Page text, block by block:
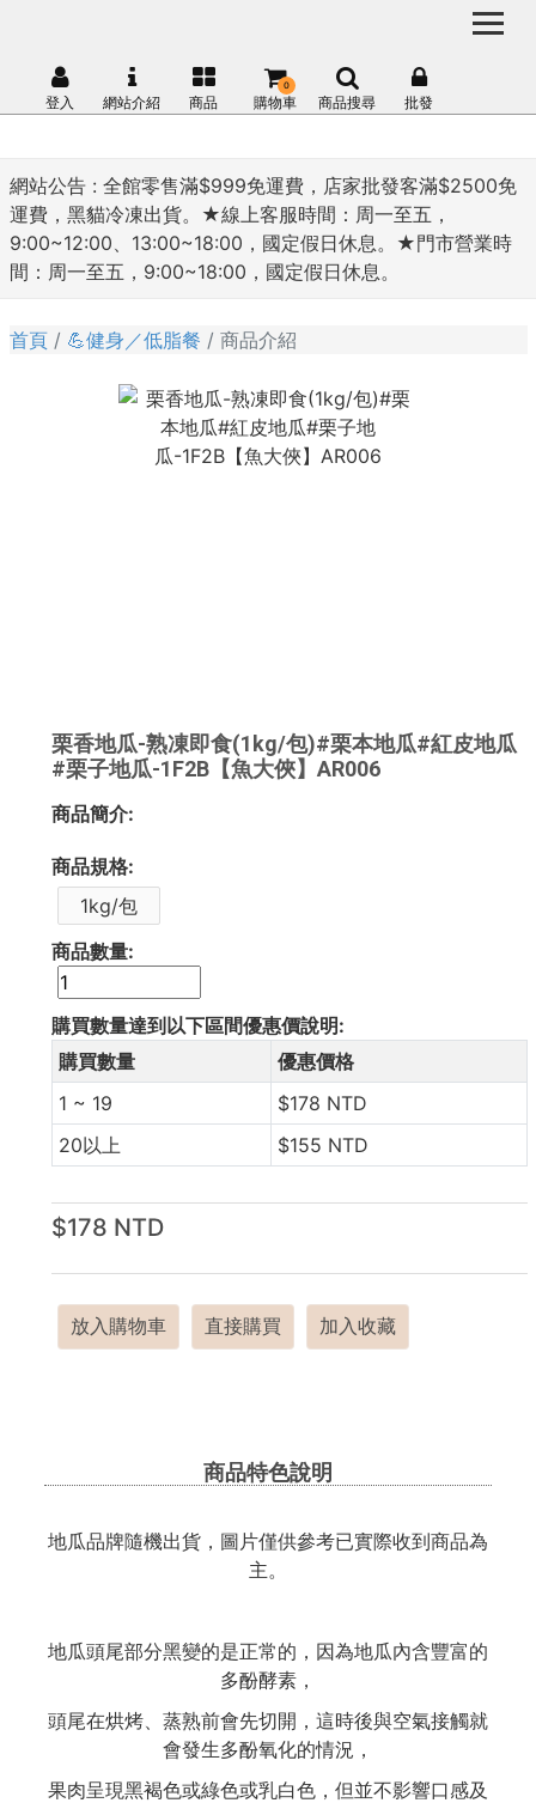
網站公告 : 全館零售滿$999免運費，店家批發客滿$2500免
運費，黑貓冷凍出貨。★線上客服時間：周一至五，
9:00~12:00、13:00~18:00，國定假日休息。★門市營業時
間：周一至五，9:00~18:00，國定假日休息。
登入 網站介紹 商品 購物車
0
商品搜尋 批發
首頁 💪健身／低脂餐 商品介紹
栗香地瓜-熟凍即食(1kg/包)#栗本地瓜#紅皮地瓜
#栗子地瓜-1F2B【魚大俠】AR006
商品簡介:
商品規格:
1kg/包
商品數量:
購買數量達到以下區間優惠價說明:
購買數量
優惠價格
1 ~ 19
$178 NTD
20以上
$155 NTD
$178 NTD
放入購物車 直接購買 加入收藏
商品特色說明
地瓜品牌隨機出貨，圖片僅供參考已實際收到商品為
主。
地瓜頭尾部分黑變的是正常的，因為地瓜內含豐富的
多酚酵素，
頭尾在烘烤、蒸熟前會先切開，這時後與空氣接觸就
會發生多酚氧化的情況，
果肉呈現黑褐色或綠色或乳白色，但並不影響口感及